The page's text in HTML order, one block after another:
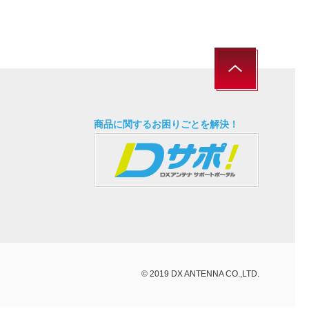
商品に関するお困りごとを解決！
© 2019 DX ANTENNA CO.,LTD.